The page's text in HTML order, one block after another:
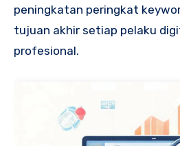
peningkatan peringkat
tujuan akhir setiap pelaku
profesional.